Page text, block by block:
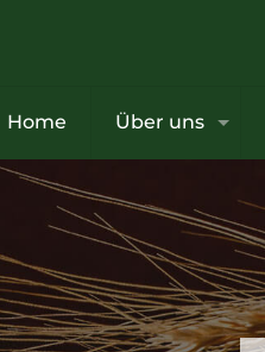
Home Über uns